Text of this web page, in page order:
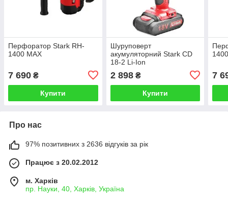
Перфоратор Stark RH-
1400 MAX
7 690 ₴
Купити
Шуруповерт
акумуляторний Stark CD
18-2 Li-Ion
2 898₴
Купити
7
Про нас
97% позитивних з 2636 відгуків за рік
Працює з 20.02.2012
м. Харків
пр. Науки, 40, Харків, Україна